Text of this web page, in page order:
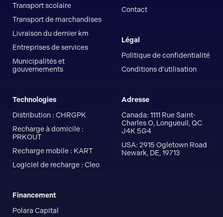
Transport scolaire
Transport de marchandises
Livraison du dernier km
Entreprises de services
Municipalités et
gouvernements
Technologies
Distribution : CHRGPK
Recharge à domicile :
PRKOUT
Recharge mobile : KART
Logiciel de recharge : Cleo
Financement
Polara Capital
Contact
Légal
Politique de confidentialité
Conditions d'utilisation
Adresse
Canada: 1111 Rue Saint-
Charles O, Longueuil, QC
J4K 5G4
USA: 2915 Ogletown Road
Newark, DE, 19713